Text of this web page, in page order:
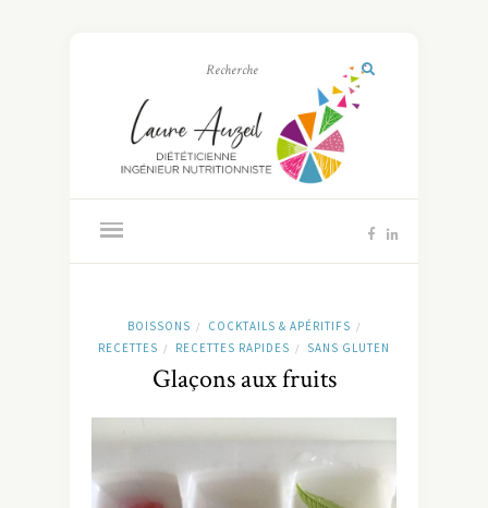
BOISSONS / COCKTAILS & APÉRITIFS /
RECETTES / RECETTES RAPIDES / SANS GLUTEN
Glaçons aux fruits